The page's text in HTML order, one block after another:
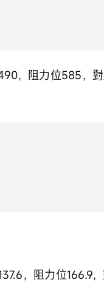
，阻力位585，
，阻力位166.9